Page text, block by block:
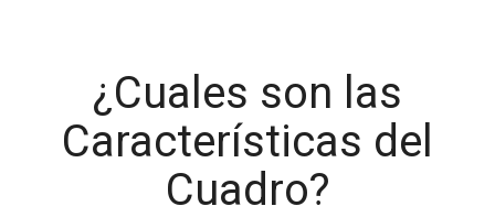
¿Cuales son las
Características del
Cuadro?